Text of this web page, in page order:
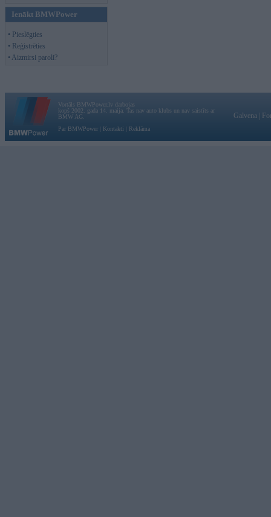
Ienākt BMWPower
• Pieslēgties
• Reģistrēties
• Aizmirsi paroli?
Vortāls BMWPower.lv darbojas
kopš 2002. gada 14. maija. Tas nav auto klubs un nav saistīts ar
BMW AG.
Par BMWPower
Kontakti Reklāma
Galvena